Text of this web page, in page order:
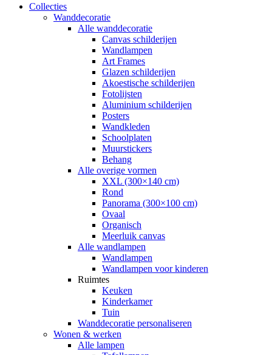
Collecties
Wanddecoratie
Alle wanddecoratie
Canvas schilderijen
Wandlampen
Art Frames
Glazen schilderijen
Akoestische schilderijen
Fotolijsten
Aluminium schilderijen
Posters
Wandkleden
Schoolplaten
Muurstickers
Behang
Alle overige vormen
XXL (300×140 cm)
Rond
Panorama (300×100 cm)
Ovaal
Organisch
Meerluik canvas
Alle wandlampen
Wandlampen
Wandlampen voor kinderen
Ruimtes
Keuken
Kinderkamer
Tuin
Wanddecoratie personaliseren
Wonen & werken
Alle lampen